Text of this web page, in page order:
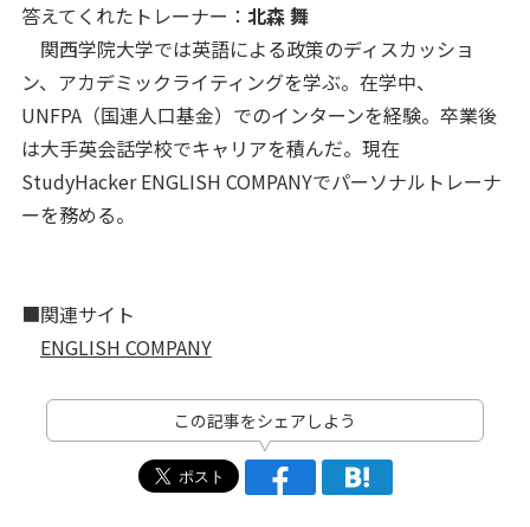
答えてくれたトレーナー： 北森 舞
関西学院大学では英語による政策のディスカッショ
ン、アカデミックライティングを学ぶ。在学中、
UNFPA（国連人口基金）でのインターンを経験。卒業後
は大手英会話学校でキャリアを積んだ。現在
StudyHacker ENGLISH COMPANYでパーソナルトレーナ
ーを務める。
■関連サイト
ENGLISH COMPANY
この記事をシェアしよう